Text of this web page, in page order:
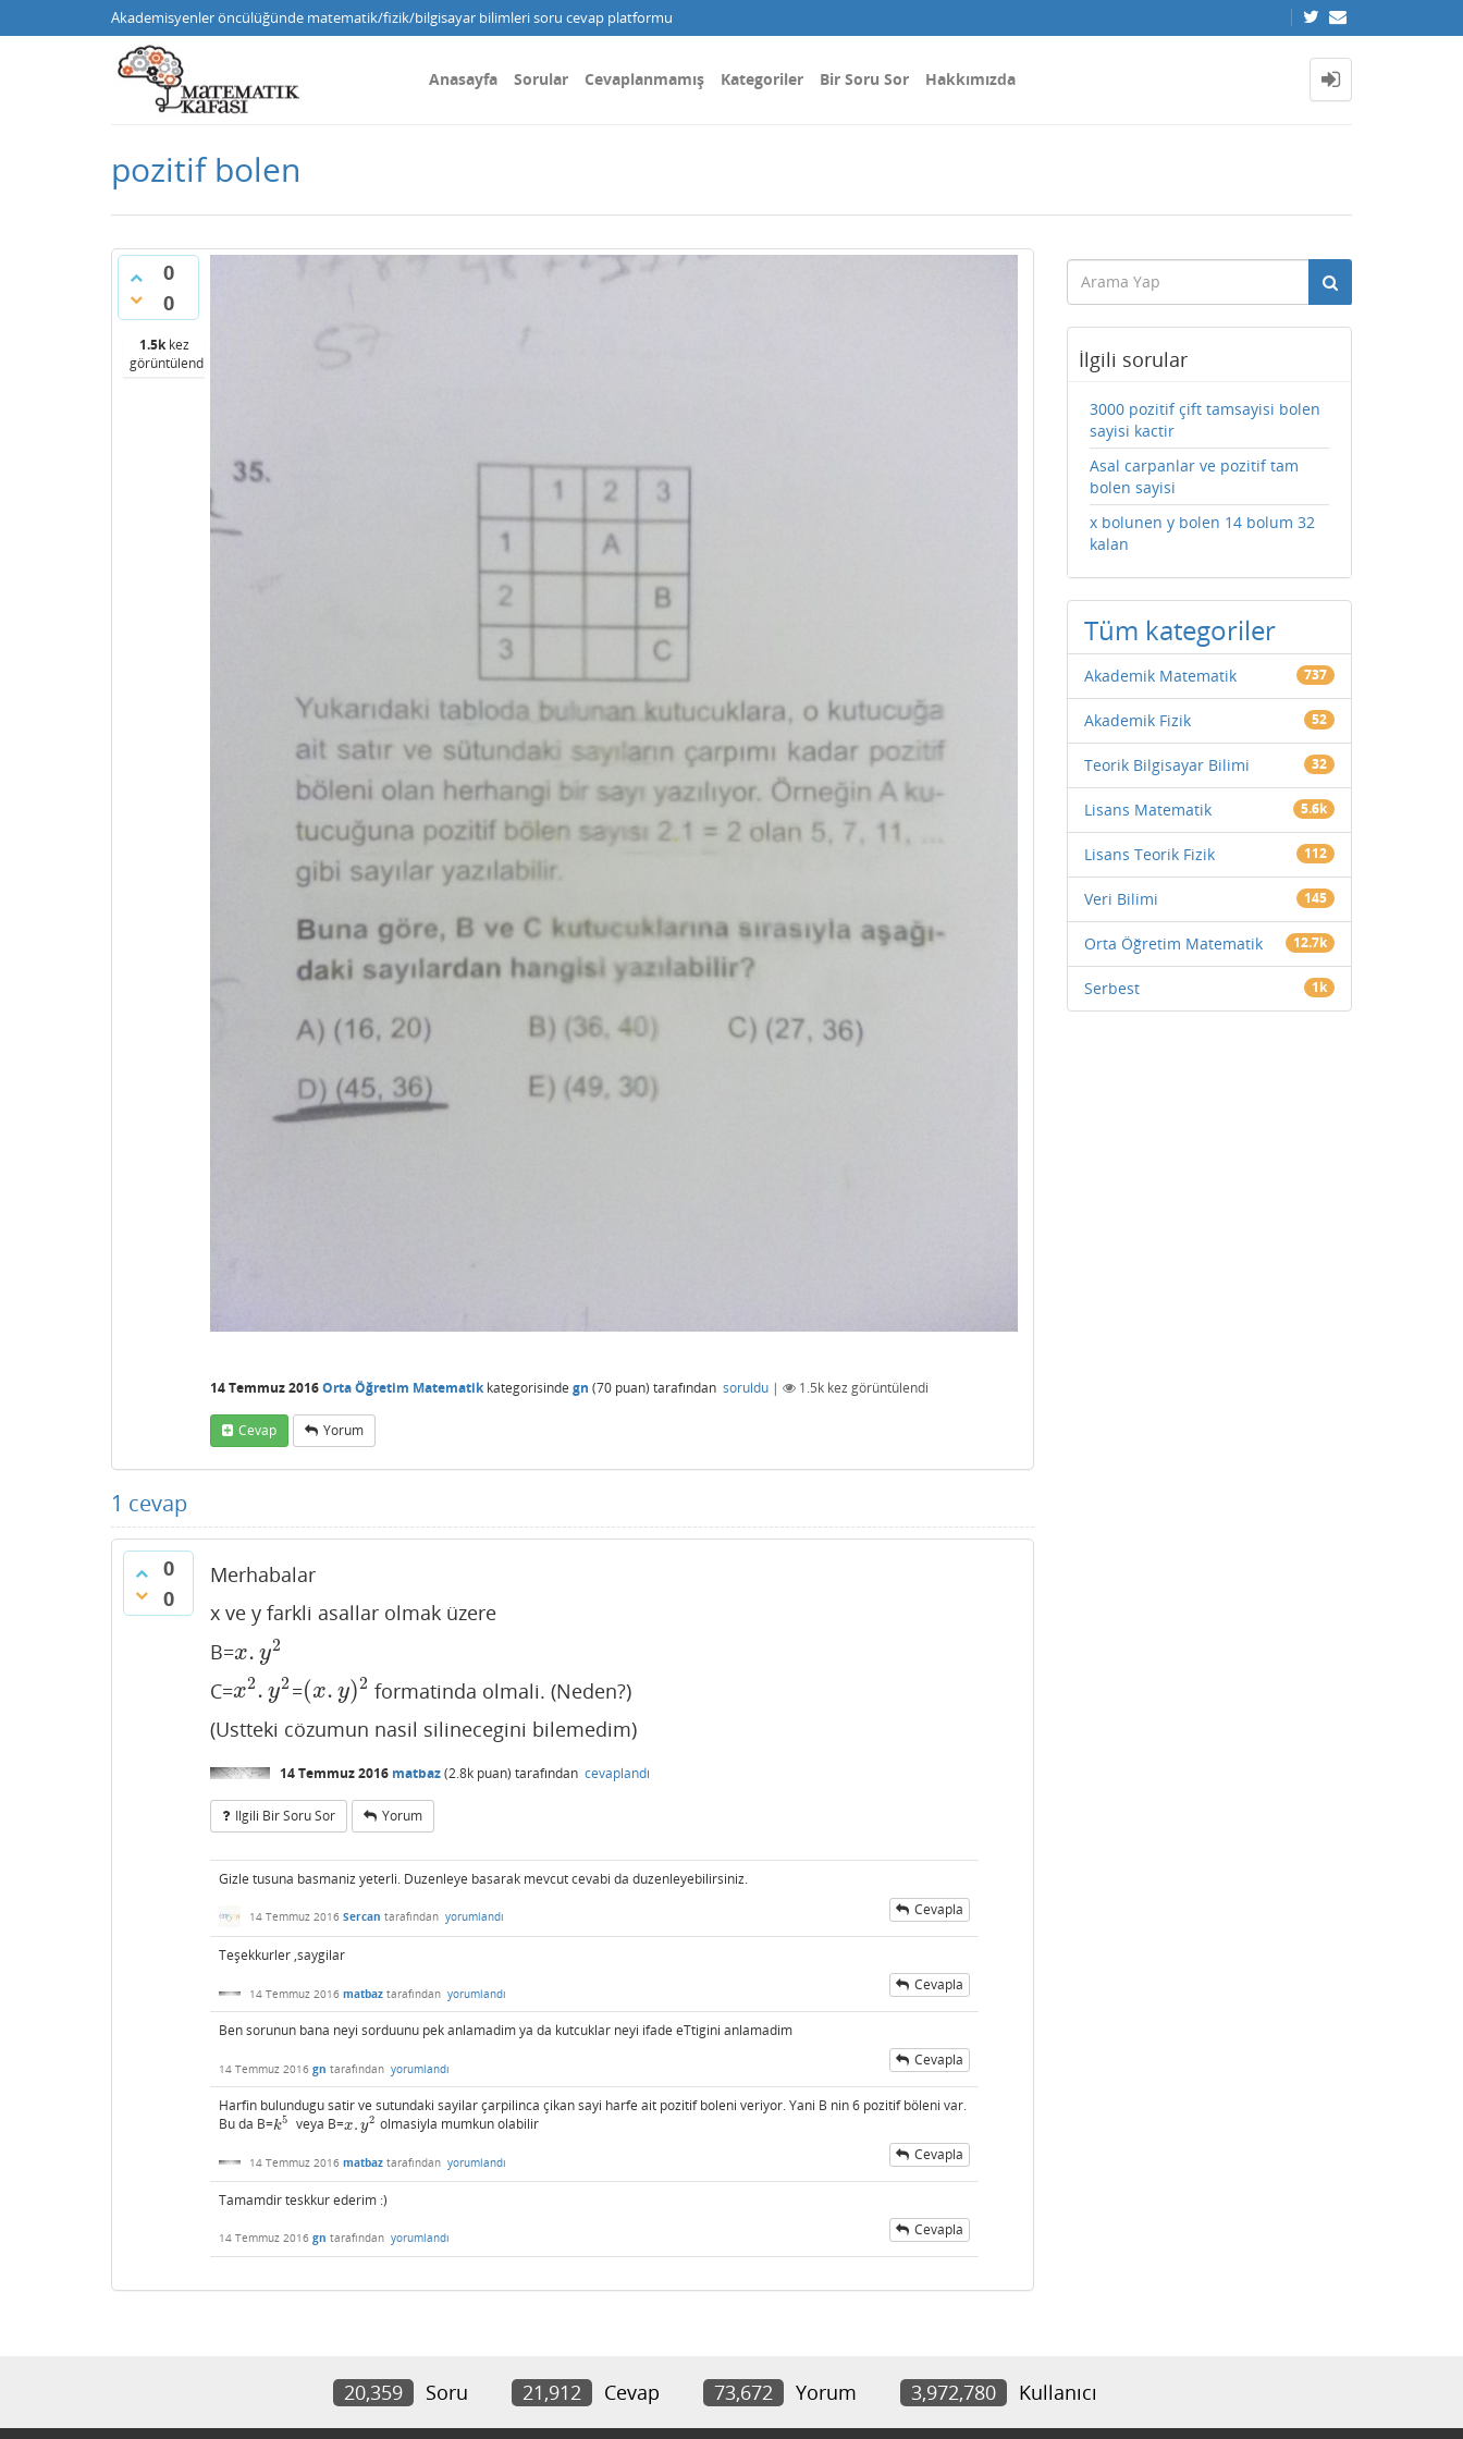
Akademisyenler öncülüğünde matematik/fizik/bilgisayar bilimleri soru cevap platformu
Anasayfa Sorular Cevaplanmamış Kategoriler Bir Soru Sor Hakkımızda
pozitif bolen
0
0
1.5kkez
görüntülendi
14 Temmuz 2016Orta Öğretim Matematikkategorisinde gn (70 puan) tarafından soruldu | 1.5k kez görüntülendi
Cevap Yorum
1 cevap
0
0
Merhabalar
x ve y farkli asallar olmak üzere
B=x. y2
x.y 2
C=x2. y2
x2.y2 =(x. y)2
(x.y )2
formatinda olmali. (Neden?)
(Ustteki cözumun nasil silinecegini bilemedim)
14 Temmuz 2016 matbaz(2.8k puan) tarafından cevaplandı
Ilgili Bir Soru Sor Yorum
Gizle tusuna basmaniz yeterli. Duzenleye basarak mevcut cevabi da duzenleyebilirsiniz.
14 Temmuz 2016 Sercan tarafından yorumlandı Cevapla
Teşekkurler ,saygilar
14 Temmuz 2016 matbaz tarafından yorumlandı Cevapla
Ben sorunun bana neyi sorduunu pek anlamadim ya da kutcuklar neyi ifade eTtigini anlamadim
14 Temmuz 2016 gn tarafından yorumlandı Cevapla
Harfin bulundugu satir ve sutundaki sayilar çarpilinca çikan sayi harfe ait pozitif boleni veriyor. Yani B nin 6 pozitif böleni var.
Bu da B=k5
k5 veya B=x. y2
x.y2 olmasiyla mumkun olabilir
14 Temmuz 2016 matbaz tarafından yorumlandı Cevapla
Tamamdir teskkur ederim :)
14 Temmuz 2016 gn tarafından yorumlandı Cevapla
İlgili sorular
3000 pozitif çift tamsayisi bolen
sayisi kactir
Asal carpanlar ve pozitif tam
bolen sayisi
x bolunen y bolen 14 bolum 32
kalan
Tüm kategoriler
Akademik Matematik 737
Akademik Fizik 52
Teorik Bilgisayar Bilimi 32
Lisans Matematik 5.6k
Lisans Teorik Fizik 112
Veri Bilimi 145
Orta Öğretim Matematik 12.7k
Serbest 1k
20,359 Soru 21,912 Cevap 73,672 Yorum 3,972,780 Kullanıcı